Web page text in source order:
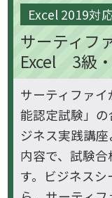
Excel 2019対
サーティフ
Excel 3級
サーティファ
能認定試験」
ジネス実践講
内容で、試験
す。ビジネス